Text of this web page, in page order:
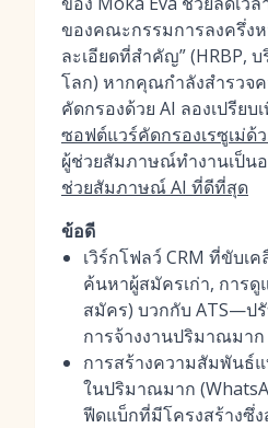
ของคณะกรรมการลงครึ่ง
ละเอียดที่สำคัญ” (HRBP,
โลก) หากคุณกำลังสำรวจ
คัดกรองด้วย AI ลองเปรียบ
ซอฟต์แวร์คัดกรองเรซูเม่ด้
ผู้ช่วยสัมภาษณ์ทำงานเป็นอ
ช่วยสัมภาษณ์ AI ที่ดีที่สุด
ข้อดี
เวิร์กโฟลว์ CRM ที่ขับเ
ค้นหาผู้สมัครเก่า, การดู
สมัคร) บวกกับ ATS—ป
การจ้างงานปริมาณมาก
การสร้างความสัมพันธ์
ในปริมาณมาก
ฟีดแบ็กที่มีโครงสร้างซึ่